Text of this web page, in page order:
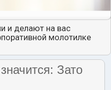
и делают на вас
молотилке
Зато